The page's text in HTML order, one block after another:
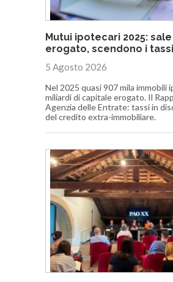
Mutui ipotecari 2025:
erogato, scendono i tassi
5 Agosto 2026
Nel 2025 quasi 907 mila immobili
miliardi di capitale erogato. Il
Agenzia delle Entrate: tassi in
del credito extra-immobiliare.